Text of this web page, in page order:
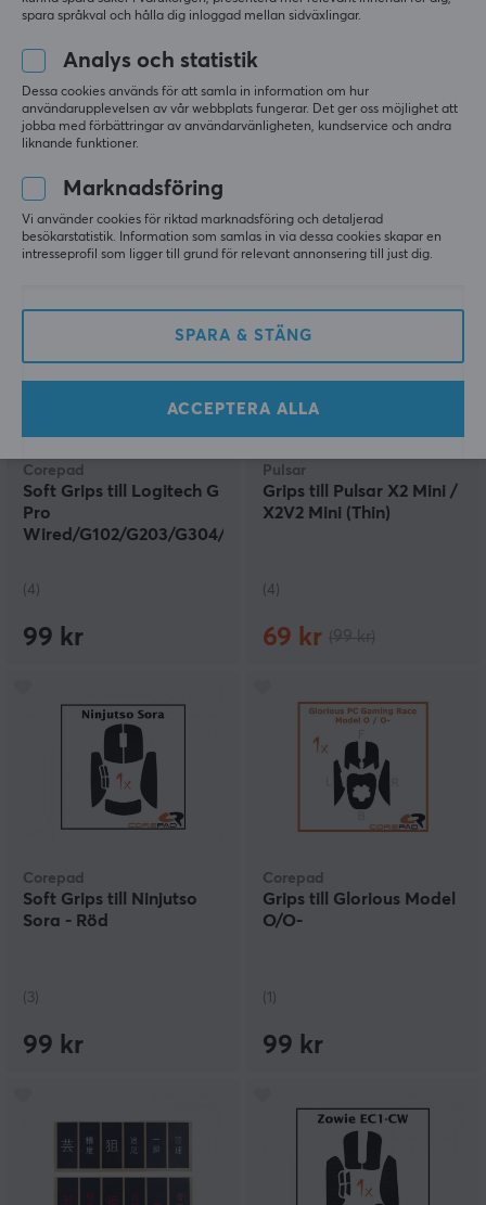
Wraith
Armor Grip Tape till Asus
Rog Pugio 2
(0)
79 kr (99 kr)
PM1 Grip Tape
49 kr (99 kr)
Corepad
Soft Grips till Logitech G
Pro
Wired/G102/G203/G304/G305
(4)
99 kr
Pulsar
Grips till Pulsar X2 Mini /
X2V2 Mini (Thin)
(4)
69 kr
Corepad
Soft Grips till Ninjutso
Sora - Röd
(3)
99 kr
Corepad
Grips till Glorious Model
O/O-
(1)
99 kr
spara språkval och hålla dig inloggad mellan sidväxlingar.
Analys och statistik
Dessa cookies används för att samla in information om hur
användarupplevelsen av vår webbplats fungerar. Det ger oss möjlighet att
jobba med förbättringar av användarvänligheten, kundservice och andra
liknande funktioner.
Marknadsföring
Vi använder cookies för riktad marknadsföring och detaljerad
besökarstatistik. Information som samlas in via dessa cookies skapar en
intresseprofil som ligger till grund för relevant annonsering till just dig.
SPARA & STÄNG
ACCEPTERA ALLA